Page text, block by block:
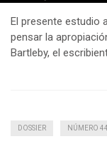
El presente estudio
pensar la
Bartleby, el
DOSSIER NÚMERO 44